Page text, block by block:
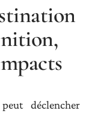
déclencher